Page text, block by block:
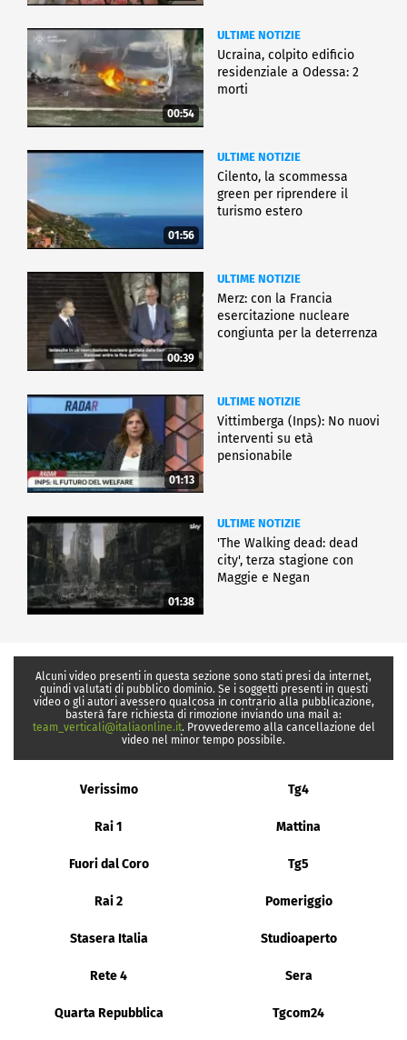
00:54
ULTIME NOTIZIE
Ucraina, colpito edificio
residenziale a Odessa: 2
morti
01:56
ULTIME NOTIZIE
Cilento, la scommessa
green per riprendere il
turismo estero
00:39
ULTIME NOTIZIE
Merz: con la Francia
esercitazione nucleare
congiunta per la deterrenza
01:13
ULTIME NOTIZIE
Vittimberga (Inps): No nuovi
interventi su età
pensionabile
01:38
ULTIME NOTIZIE
'The Walking dead: dead
city', terza stagione con
Maggie e Negan
Alcuni video presenti in questa sezione sono stati presi da internet,
quindi valutati di pubblico dominio. Se i soggetti presenti in questi
video o gli autori avessero qualcosa in contrario alla pubblicazione,
basterà fare richiesta di rimozione inviando una mail a:
team_verticali@italiaonline.it. Provvederemo alla cancellazione del
video nel minor tempo possibile.
Verissimo Tg4
Rai 1 Mattina
Fuori dal Coro Tg5
Rai 2 Pomeriggio
Stasera Italia Studioaperto
Rete 4 Sera
Quarta Repubblica Tgcom24